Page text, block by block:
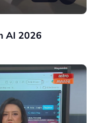
AI 2026